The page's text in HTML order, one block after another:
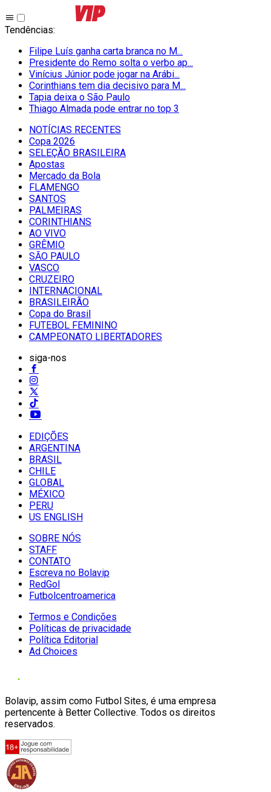
Tendências:
Filipe Luís ganha carta branca no M...
Presidente do Remo solta o verbo ap...
Vinícius Júnior pode jogar na Arábi...
Corinthians tem dia decisivo para M...
Tapia deixa o São Paulo
Thiago Almada pode entrar no top 3
NOTÍCIAS RECENTES
Copa 2026
SELEÇÃO BRASILEIRA
Apostas
Mercado da Bola
FLAMENGO
SANTOS
PALMEIRAS
CORINTHIANS
AO VIVO
GRÊMIO
SĀO PAULO
VASCO
CRUZEIRO
INTERNACIONAL
BRASILEIRÃO
Copa do Brasil
FUTEBOL FEMININO
CAMPEONATO LIBERTADORES
siga-nos
EDIÇÕES
ARGENTINA
BRASIL
CHILE
GLOBAL
MÉXICO
PERU
US ENGLISH
SOBRE NÓS
STAFF
CONTATO
Escreva no Bolavip
RedGol
Futbolcentroamerica
Termos e Condições
Políticas de privacidade
Política Editorial
Ad Choices
Bolavip, assim como Futbol Sites, é uma empresa
pertencente à Better Collective. Todos os direitos
reservados.